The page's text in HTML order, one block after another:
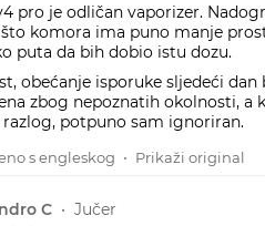
pro je odličan vaporizer.
komora ima puno manje
puta da bih dobio istu dozu.
obećanje isporuke sljedeći
zbog nepoznatih okolnosti, a
potpuno sam ignoriran.
s engleskog • Prikaži original
C • Jučer